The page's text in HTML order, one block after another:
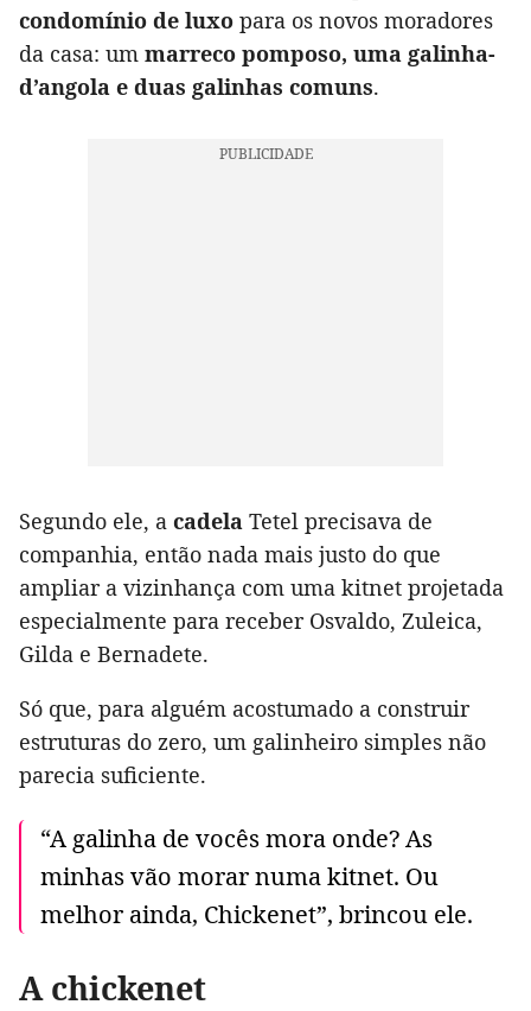
condomínio de luxo para os novos moradores
da casa: um marreco pomposo, uma galinha-
d’angola e duas galinhas comuns.
Segundo ele, a cadela Tetel precisava de
companhia, então nada mais justo do que
ampliar a vizinhança com uma kitnet projetada
especialmente para receber Osvaldo, Zuleica,
Gilda e Bernadete.
Só que, para alguém acostumado a construir
estruturas do zero, um galinheiro simples não
parecia suficiente.
“A galinha de vocês mora onde? As
minhas vão morar numa kitnet. Ou
melhor ainda, Chickenet”, brincou ele.
A chickenet